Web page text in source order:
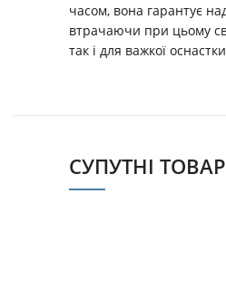
часом, вона гарантує
втрачаючи при цьому
так і для важкої
СУПУТНІ